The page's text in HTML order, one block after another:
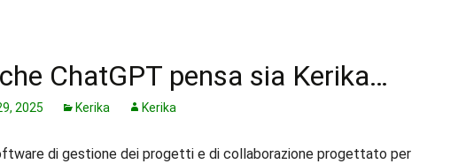
ChatGPT pensa sia Kerika…
2025 Kerika Kerika
di gestione dei progetti e di collaborazione progettato per